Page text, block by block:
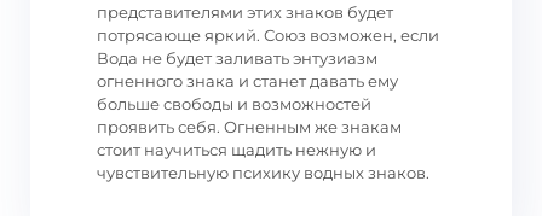
представителями этих знаков будет
потрясающе яркий. Союз возможен, если
Вода не будет заливать энтузиазм
огненного знака и станет давать ему
больше свободы и возможностей
проявить себя. Огненным же знакам
стоит научиться щадить нежную и
чувствительную психику водных знаков.